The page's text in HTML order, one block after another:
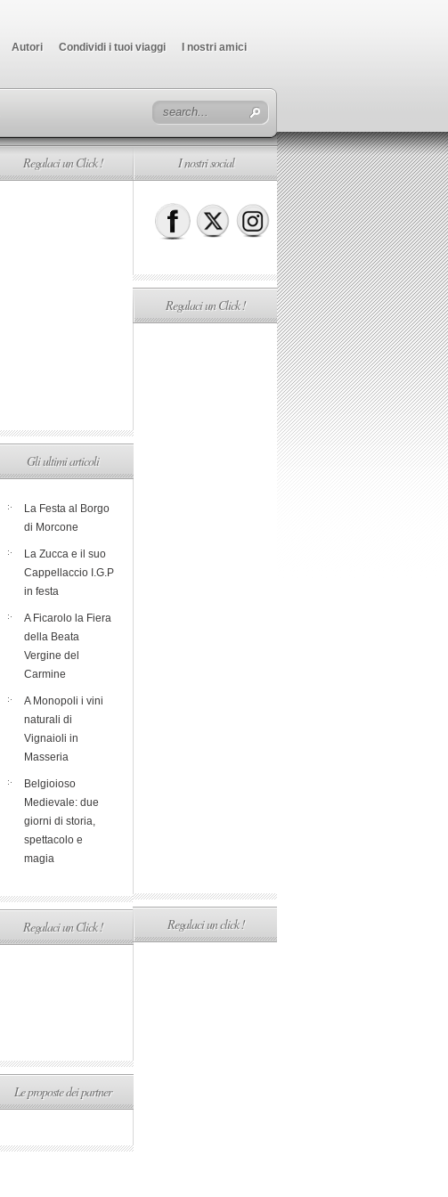
Autori Condividi i tuoi viaggi I nostri amici
Regalaci un Click !
Gli ultimi articoli
La Festa al Borgo
di Morcone
La Zucca e il suo
Cappellaccio I.G.P
in festa
A Ficarolo la Fiera
della Beata
Vergine del
Carmine
A Monopoli i vini
naturali di
Vignaioli in
Masseria
Belgioioso
Medievale: due
giorni di storia,
spettacolo e
magia
Regalaci un Click !
Le proposte dei partner
I nostri social
Regalaci un Click !
Regalaci un click !